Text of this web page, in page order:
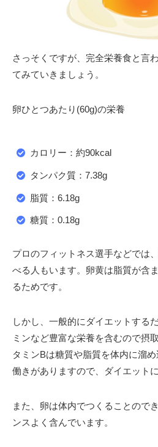
さっそくですが、完全栄養食と言
てみていきましょう。
卵ひとつあたり(60g)の栄養
カロリー：約90kcal
タンパク質：7.38g
脂質：6.18g
糖質：0.18g
プロのフィットネス選手などでは
べる人もいます。卵黄は脂質が含
るためです。
しかし、一般的にダイエットする
ミンなど豊富な栄養を含むので摂
タミンBは糖質や脂質を体内に溜
働きがありますので、ダイエット
また、卵は体内でつくることので
ンスよく含んでいます。